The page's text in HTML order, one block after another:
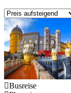
Busreise